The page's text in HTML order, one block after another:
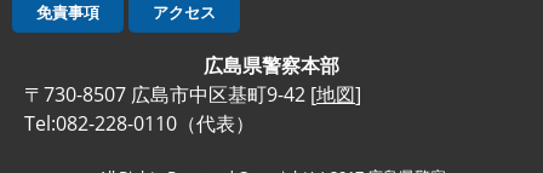
免責事項 アクセス
広島県警察本部
〒730-8507 広島市中区基町9-42 [地図]
Tel:082-228-0110（代表）